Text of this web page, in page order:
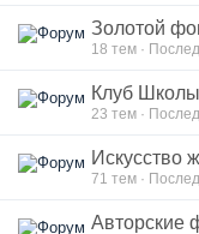
Золотой
18 тем ·
Клуб Школы
23 тем ·
Искусство
71 тем ·
Авторские